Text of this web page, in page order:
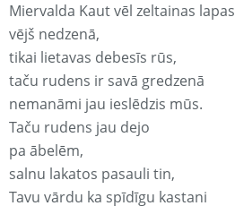
Miervalda Kaut vēl zeltainas lapas
vējš nedzenā,
tikai lietavas debesīs rūs,
taču rudens ir savā gredzenā
nemanāmi jau ieslēdzis mūs.
Taču rudens jau dejo
pa ābelēm,
salnu lakatos pasauli tin,
Tavu vārdu ka spīdīgu kastani